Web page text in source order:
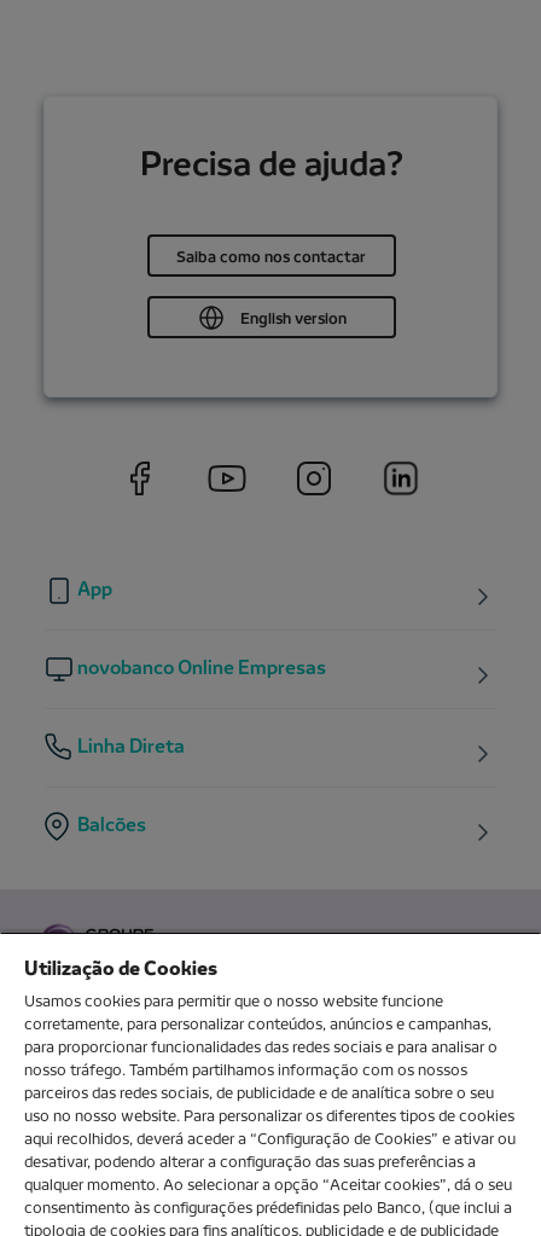
Precisa de ajuda?
Saiba como nos contactar
English version
App
novobanco Online Empresas
Linha Direta
Balcões
O meu novo banco
Sobre nós
Ajuda e FAQ
Utilização de Cookies
Usamos cookies para permitir que o nosso website funcione
corretamente, para personalizar conteúdos, anúncios e campanhas,
para proporcionar funcionalidades das redes sociais e para analisar o
nosso tráfego. Também partilhamos informação com os nossos
parceiros das redes sociais, de publicidade e de analítica sobre o seu
uso no nosso website. Para personalizar os diferentes tipos de cookies
aqui recolhidos, deverá aceder a “Configuração de Cookies” e ativar ou
desativar, podendo alterar a configuração das suas preferências a
qualquer momento. Ao selecionar a opção “Aceitar cookies”, dá o seu
consentimento às configurações prédefinidas pelo Banco, (que inclui a
tipologia de cookies para fins analíticos, publicidade e de publicidade